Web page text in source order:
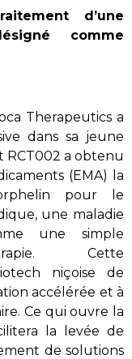
d’une
comme
Therapeutics a
dans sa jeune
RCT002 a obtenu
(EMA) la
pour le
une maladie
une simple
Cette
niçoise de
accélérée et à
Ce qui ouvre la
la levée de
de solutions